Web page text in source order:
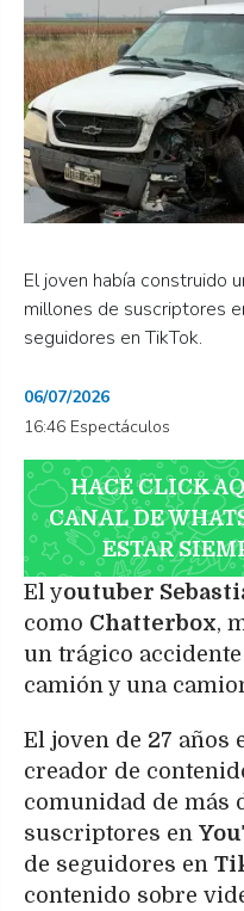
El joven había construido
millones de suscriptores
seguidores en TikTok.
Previous
06/07/2026
16:46 Espectáculos
HACÉ CLICK
CANAL DE
ESTAR
El youtuber
como Chatterbox,
un trágico
camión y una
El joven de 27 años
creador de
comunidad de más
suscriptores en
de seguidores en
contenido sobre